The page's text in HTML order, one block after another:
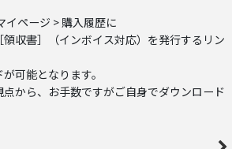
イページ > 購入履歴に
領収書］（インボイス対応）を発行するリン
可能となります。
から、お手数ですがご自身でダウンロード